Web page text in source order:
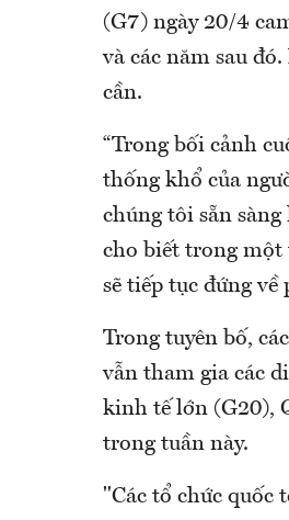
(G7) ngày 20/4
và các năm sau
cần.
“Trong bối cảnh
thống khổ của
chúng tôi sẵn
cho biết trong một
sẽ tiếp tục đứng về
Trong tuyên bố,
vẫn tham gia các
kinh tế lớn (G20),
trong tuần này.
"Các tổ chức quốc